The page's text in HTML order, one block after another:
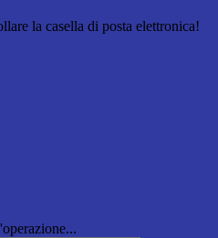
la casella di posta elettronica!